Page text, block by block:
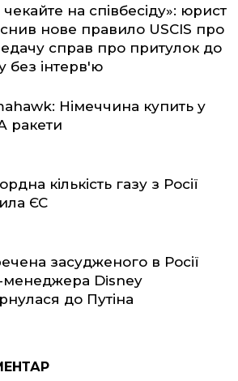
на співбесіду»: юрист
нове правило USCIS про
справ про притулок до
без інтерв'ю
Німеччина купить у
ракети
кількість газу з Росії
ЄС
засудженого в Росії
менеджера Disney
до Путіна